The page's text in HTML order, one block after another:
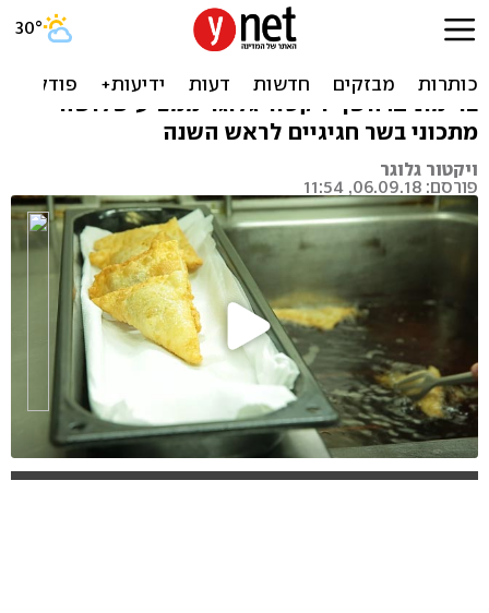
מנות עיקריות של שף
בוריק במילוי זנב שור, שוק טלה ועוף צלוי
ברימונים: השף ויקטור גלוגר ממציע שלושה
מתכוני בשר חגיגיים לראש השנה
ויקטור גלוגר
פורסם: 06.09.18, 11:54